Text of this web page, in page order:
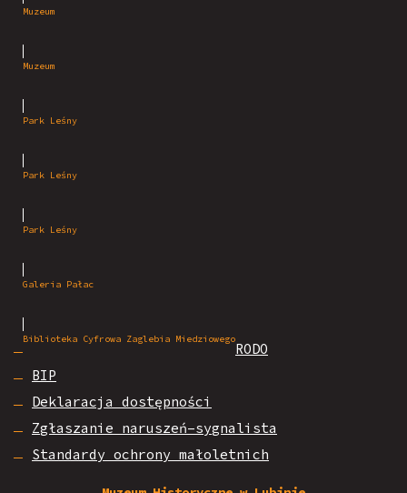
Muzeum
Muzeum
Park Leśny
Park Leśny
Park Leśny
Galeria Pałac
Biblioteka Cyfrowa Zaglebia Miedziowego
RODO
BIP
Deklaracja dostępności
Zgłaszanie naruszeń–sygnalista
Standardy ochrony małoletnich